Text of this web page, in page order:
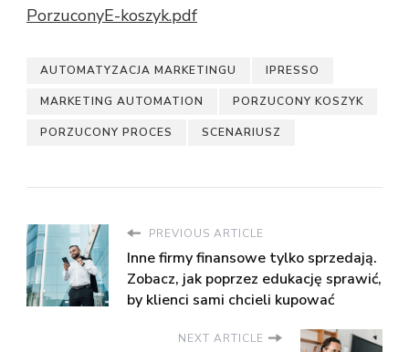
PorzuconyE-koszyk.pdf
AUTOMATYZACJA MARKETINGU IPRESSO
MARKETING AUTOMATION PORZUCONY KOSZYK
PORZUCONY PROCES SCENARIUSZ
PREVIOUS ARTICLE
Inne firmy finansowe tylko sprzedają.
Zobacz, jak poprzez edukację sprawić,
by klienci sami chcieli kupować
NEXT ARTICLE